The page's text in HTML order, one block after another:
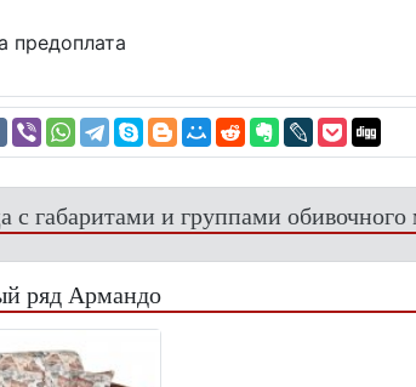
предоплата
с габаритами и группами обивочного
ряд Армандо